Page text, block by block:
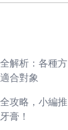
解析：各種方
合對象
攻略，小編推
膏！